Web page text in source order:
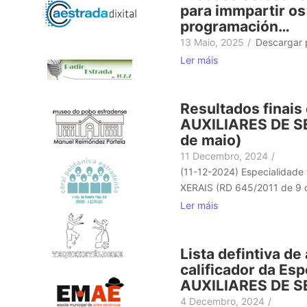
para immpartir
programación…
13 Maio, 2025 / Descargar
Ler máis
Resultados finais
AUXILIARES DE
de maio)
11 Decembro, 2024 /
(11-12-2024) Especialidade
XERAIS (RD 645/2011 de
Ler máis
Lista defintiva de
calificador da
AUXILIARES DE
4 Decembro, 2024 /